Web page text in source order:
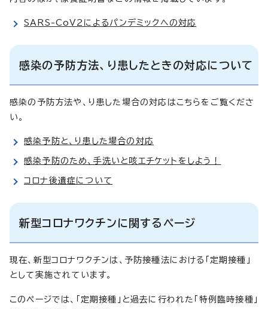
SARS-CoV2によるパンデミックへの対応
感染の予防方法、り患したときの対応について
感染の予防方法や、り患した場合の対応はこちらをご覧くださ
い。
感染予防と、り患した場合の対応
感染予防のため、手洗いと咳エチケットをしよう！
コロナ後遺症について
新型コロナワクチンに関するページ
現在、新型コロナワクチンは、予防接種法における「定期接種」
として実施されています。
このページでは、「定期接種」と過去に行われた「特例臨時接種」